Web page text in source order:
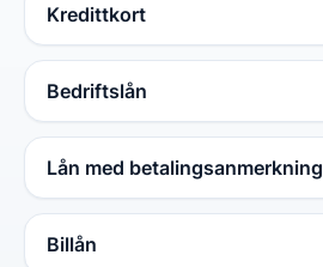
Kredittkort
Bedriftslån
Lån med betalingsanmerkning
Billån